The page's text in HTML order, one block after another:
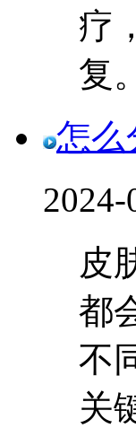
疗
复
怎么
2024-
皮
都
不
关